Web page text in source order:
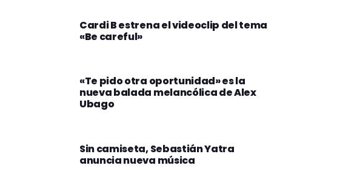
Cardi B estrena el videoclip del tema
«Be careful»
«Te pido otra oportunidad» es la
nueva balada melancólica de Alex
Ubago
Sin camiseta, Sebastián Yatra
anuncia nueva música